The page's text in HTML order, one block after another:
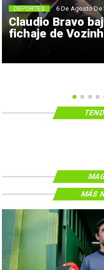
Claudio Bravo
fichaje de
DEPORTES 6 De Agosto De
MÁS